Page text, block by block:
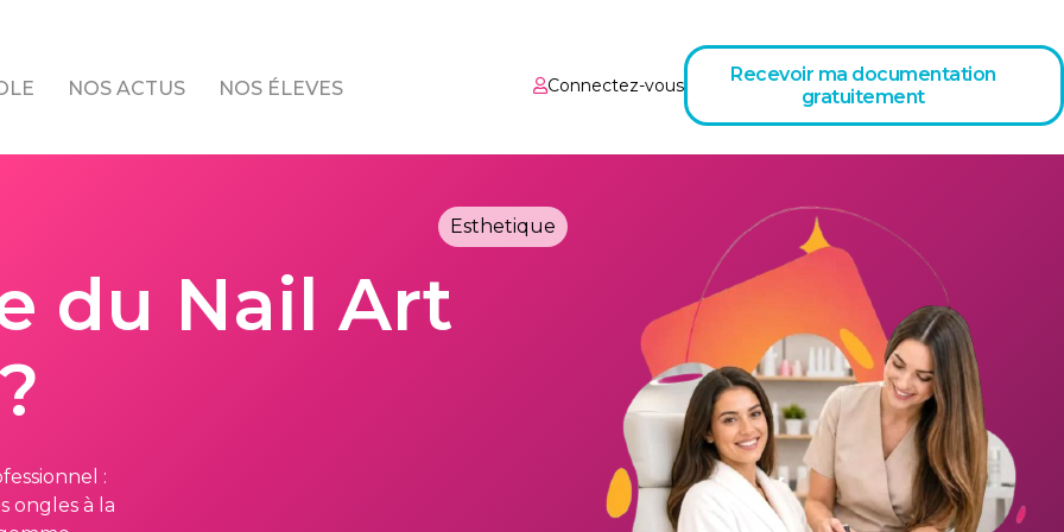
NOS ACTUS NOS ÉLEVES Connectez-vous
Recevoir ma documentation
gratuitement
Esthetique
du Nail Art
:
ongles à la